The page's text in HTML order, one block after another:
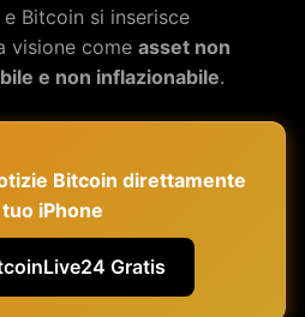
Bitcoin si inserisce
visione come asset non
e non inflazionabile.
Bitcoin direttamente
iPhone
Gratis